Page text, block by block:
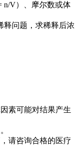
V）、摩尔数或体
释问题，求稀释后浓
素可能对结果产生
请咨询合格的医疗